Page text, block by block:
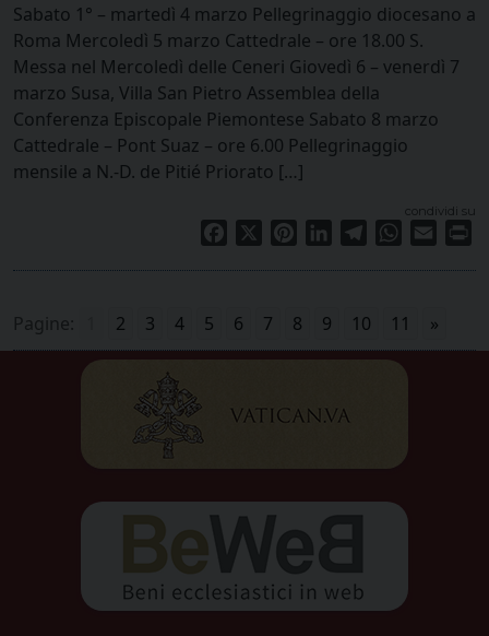
Sabato 1° – martedì 4 marzo Pellegrinaggio diocesano a
Roma Mercoledì 5 marzo Cattedrale – ore 18.00 S.
Messa nel Mercoledì delle Ceneri Giovedì 6 – venerdì 7
marzo Susa, Villa San Pietro Assemblea della
Conferenza Episcopale Piemontese Sabato 8 marzo
Cattedrale – Pont Suaz – ore 6.00 Pellegrinaggio
mensile a N.-D. de Pitié Priorato […]
condividi su
Facebook PinterestLinkedInTelegramWhatsApp
Email
Pagine: 2 3 4 5 6 7 8 9 10 11 »